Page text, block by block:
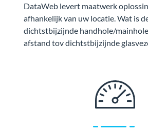
DataWeb levert maatwerk
afhankelijk van uw locatie. Wat is
dichtstbijzijnde handhole/
afstand tov dichtstbijzijnde